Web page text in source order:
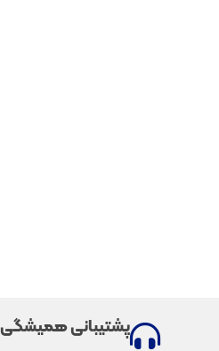
پشتیبانی همیشگی